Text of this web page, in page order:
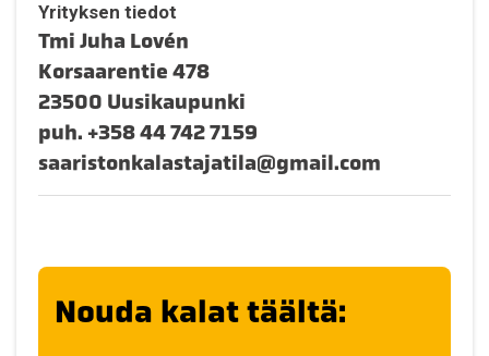
Yrityksen tiedot
Tmi Juha Lovén
Korsaarentie 478
23500 Uusikaupunki
puh. +358 44 742 7159
saaristonkalastajatila
gmail.com
Nouda kalat täältä: